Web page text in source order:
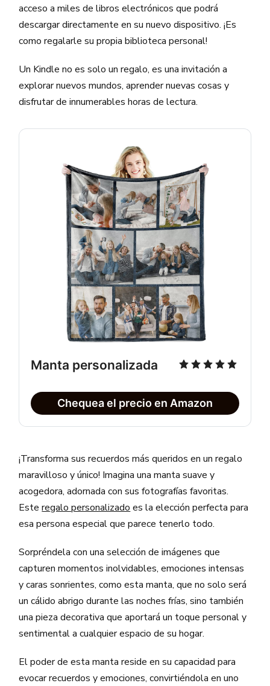
acceso a miles de libros electrónicos que podrá
descargar directamente en su nuevo dispositivo. ¡Es
como regalarle su propia biblioteca personal!
Un Kindle no es solo un regalo, es una invitación a
explorar nuevos mundos, aprender nuevas cosas y
disfrutar de innumerables horas de lectura.
Manta personalizada
Chequea el precio en Amazon
¡Transforma sus recuerdos más queridos en un regalo
maravilloso y único! Imagina una manta suave y
acogedora, adornada con sus fotografías favoritas.
Esteregalo personalizadoes la elección perfecta para
esa persona especial que parece tenerlo todo.
Sorpréndela con una selección de imágenes que
capturen momentos inolvidables, emociones intensas
y caras sonrientes, como esta manta, que no solo será
un cálido abrigo durante las noches frías, sino también
una pieza decorativa que aportará un toque personal y
sentimental a cualquier espacio de su hogar.
El poder de esta manta reside en su capacidad para
evocar recuerdos y emociones, convirtiéndola en uno